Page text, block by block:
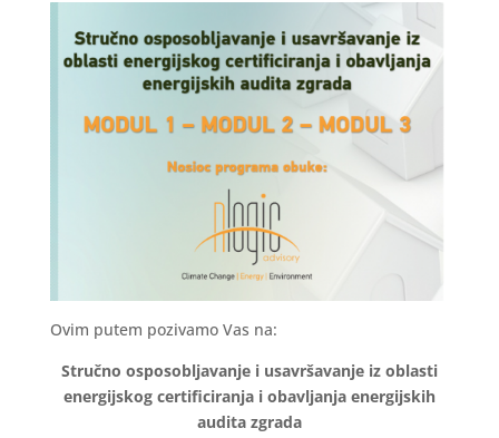
Ovim putem pozivamo Vas na:
Stručno osposobljavanje i usavršavanje iz oblasti
energijskog certificiranja i obavljanja energijskih
audita zgrada